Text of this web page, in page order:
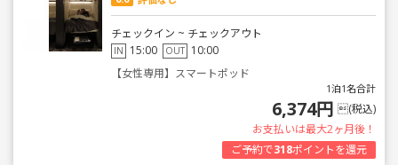
チェックイン ~ チェックアウト
IN 15:00 OUT 10:00
【女性専用】スマートポッド
1泊1名合計
6,374円 (税込)
お支払いは最大2ヶ月後！
ご予約で318ポイントを還元